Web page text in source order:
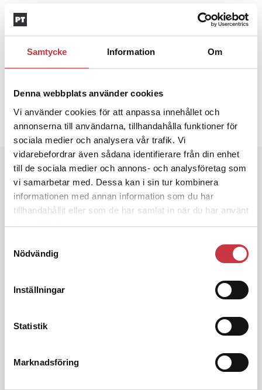
Samtycke Information Om
Denna webbplats använder cookies
Vi använder cookies för att anpassa innehållet och
annonserna till användarna, tillhandahålla funktioner för
sociala medier och analysera vår trafik. Vi
vidarebefordrar även sådana identifierare från din enhet
till de sociala medier och annons- och analysföretag som
vi samarbetar med. Dessa kan i sin tur kombinera
informationen med annan information som du har
tillhandahållit eller som de har samlat in när du har använt
deras tjänster.
Nödvändig
Inställningar
Statistik
Marknadsföring
KATJA NYBERG
6 februari 2026
Dela artikel: Facebook X E-post
3 juni 2026
Klart: Ingångslönen höjs med 2 300
polisaspiranter underkänns på
Snart 20 år i tjänst
– nu ska han lära sig grunderna